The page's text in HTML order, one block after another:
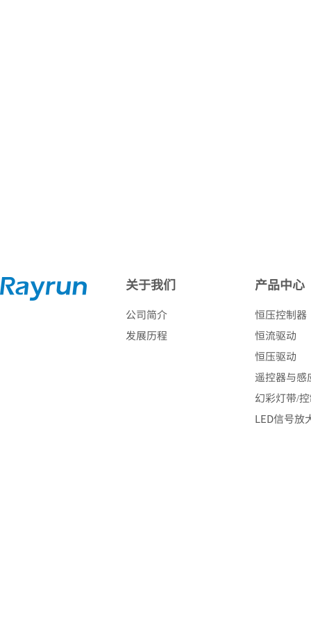
关于我们
公司简介
发展历程
产品中心
恒压控制器
恒流驱动
恒压驱动
遥控器与感
幻彩灯带/
LED信号放